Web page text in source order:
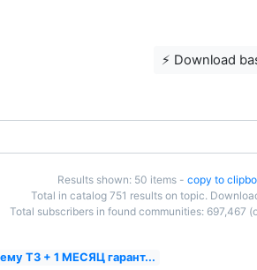
⚡️ Download
Results shown: 50 items - copy to
Total in catalog 751 results on topic.
Total subscribers in found communities: 697,467
ТЗ + 1 МЕСЯЦ гарант...